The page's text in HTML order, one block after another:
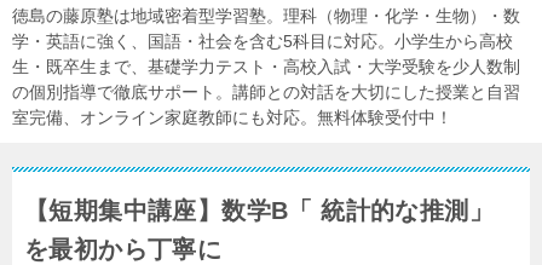
徳島の藤原塾は地域密着型学習塾。理科（物理・化学・生物）・数
学・英語に強く、国語・社会を含む5科目に対応。小学生から高校
生・既卒生まで、基礎学力テスト・高校入試・大学受験を少人数制
の個別指導で徹底サポート。講師との対話を大切にした授業と自習
室完備、オンライン家庭教師にも対応。無料体験受付中！
【短期集中講座】数学B「 統計的な推測」
を最初から丁寧に